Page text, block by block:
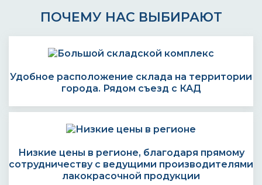
ПОЧЕМУ НАС ВЫБИРАЮТ
Удобное расположение склада на территории
города. Рядом съезд с КАД
Низкие цены в регионе, благодаря прямому
сотрудничеству с ведущими производителями
лакокрасочной продукции